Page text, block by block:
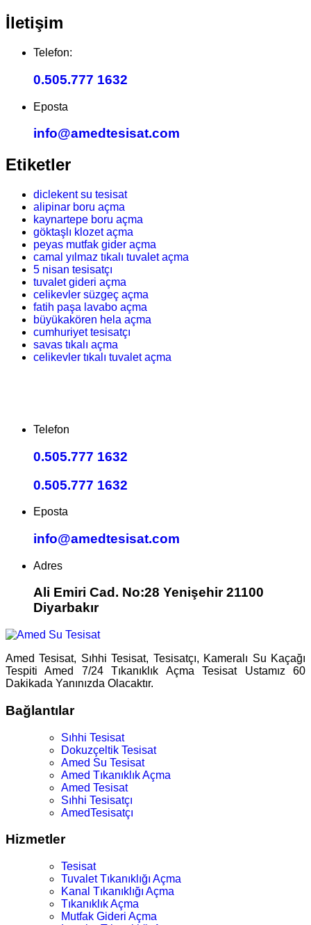
İletişim
Telefon:
0.505.777 1632
Eposta
info@amedtesisat.com
Etiketler
diclekent su tesisat
alipinar boru açma
kaynartepe boru açma
göktaşlı klozet açma
peyas mutfak gider açma
camal yılmaz tıkalı tuvalet açma
5 nisan tesisatçı
tuvalet gideri açma
celikevler süzgeç açma
fatih paşa lavabo açma
büyükakören hela açma
cumhuriyet tesisatçı
savas tıkalı açma
celikevler tıkalı tuvalet açma
Telefon
0.505.777 1632
0.505.777 1632
Eposta
info@amedtesisat.com
Adres
Ali Emiri Cad. No:28 Yenişehir 21100
Diyarbakır
Amed Tesisat, Sıhhi Tesisat, Tesisatçı, Kameralı Su Kaçağı
Tespiti Amed 7/24 Tıkanıklık Açma Tesisat Ustamız 60
Dakikada Yanınızda Olacaktır.
Bağlantılar
Sıhhi Tesisat
Dokuzçeltik Tesisat
Amed Su Tesisat
Amed Tıkanıklık Açma
Amed Tesisat
Sıhhi Tesisatçı
AmedTesisatçı
Hizmetler
Tesisat
Tuvalet Tıkanıklığı Açma
Kanal Tıkanıklığı Açma
Tıkanıklık Açma
Mutfak Gideri Açma